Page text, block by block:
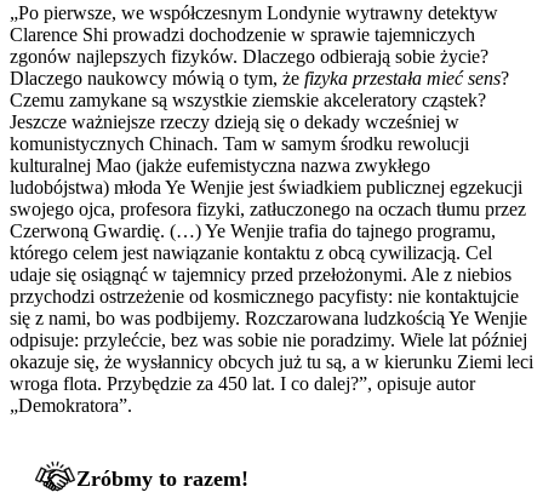
„Po pierwsze, we współczesnym Londynie wytrawny detektyw
Clarence Shi prowadzi dochodzenie w sprawie tajemniczych
zgonów najlepszych fizyków. Dlaczego odbierają sobie życie?
Dlaczego naukowcy mówią o tym, że fizyka przestała mieć sens?
Czemu zamykane są wszystkie ziemskie akceleratory cząstek?
Jeszcze ważniejsze rzeczy dzieją się o dekady wcześniej w
komunistycznych Chinach. Tam w samym środku rewolucji
kulturalnej Mao (jakże eufemistyczna nazwa zwykłego
ludobójstwa) młoda Ye Wenjie jest świadkiem publicznej egzekucji
swojego ojca, profesora fizyki, zatłuczonego na oczach tłumu przez
Czerwoną Gwardię. (…) Ye Wenjie trafia do tajnego programu,
którego celem jest nawiązanie kontaktu z obcą cywilizacją. Cel
udaje się osiągnąć w tajemnicy przed przełożonymi. Ale z niebios
przychodzi ostrzeżenie od kosmicznego pacyfisty: nie kontaktujcie
się z nami, bo was podbijemy. Rozczarowana ludzkością Ye Wenjie
odpisuje: przylećcie, bez was sobie nie poradzimy. Wiele lat później
okazuje się, że wysłannicy obcych już tu są, a w kierunku Ziemi leci
wroga flota. Przybędzie za 450 lat. I co dalej?”, opisuje autor
„Demokratora”.
Zróbmy to razem!